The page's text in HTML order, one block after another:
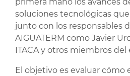
soluciones tecnológicas
junto con los responsables
AIGUATERM como Javier
ITACA y otros miembros del
El objetivo es evaluar cómo